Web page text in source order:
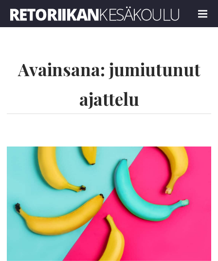
MENU
Avainsana: jumiutunut
ajattelu